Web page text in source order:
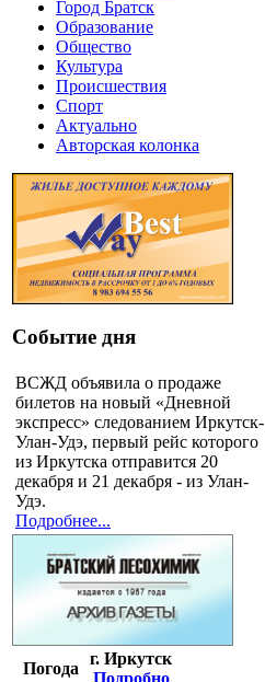
Город Братск
Образование
Общество
Культура
Происшествия
Спорт
Актуально
Авторская колонка
Событие дня
ВСЖД объявила о продаже
билетов на новый «Дневной
экспресс» следованием Иркутск-
Улан-Удэ, первый рейс которого
из Иркутска отправится 20
декабря и 21 декабря - из Улан-
Удэ.
Подробнее...
Погода
г. Иркутск
Подробно